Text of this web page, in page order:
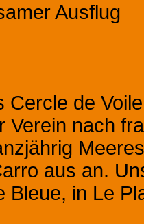
Ausflug
de
Verein nach
aus an.
Bleue, in Le